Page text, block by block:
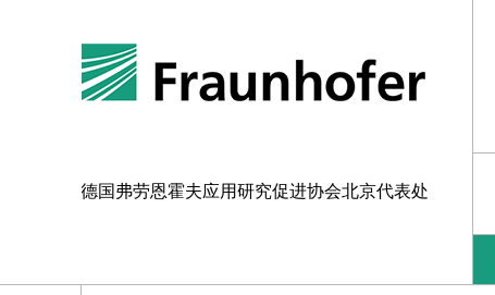
德国弗劳恩霍夫应用研究促进协会北京代表处